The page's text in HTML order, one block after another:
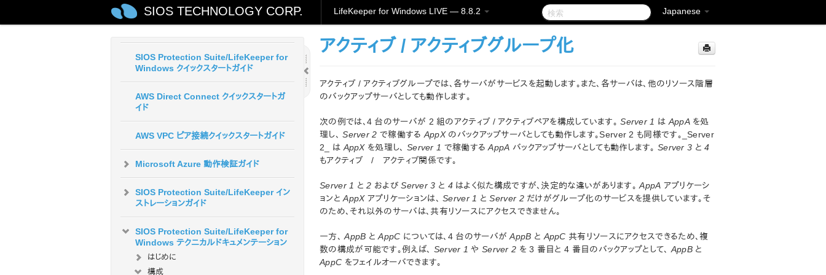
Japanese
SIOS TECHNOLOGY CORP. LifeKeeper for Windows LIVE — 8.8.2
SIOS Protection Suite/LifeKeeper for
Windows リリースノート
SIOS Protection Suite/LifeKeeper for
Windows クイックスタートガイド
AWS Direct Connect クイックスタートガ
イド
AWS VPC ピア接続クイックスタートガイド
Microsoft Azure 動作検証ガイド
SIOS Protection Suite/LifeKeeper イン
ストレーションガイド
SIOS Protection Suite/LifeKeeper for
Windows テクニカルドキュメンテーション
はじめに
構成
アクティブ / アクティブグループ化
アクティブ / アクティブグループでは、各サーバがサービスを起動します。また、各サーバは、他のリソース階層
のバックアップサーバとしても動作します。
次の例では、4 台のサーバが 2 組のアクティブ / アクティブペアを構成しています。Server 1 は AppAを処
理し、Server 2 で稼働する AppXのバックアップサーバとしても動作します。Server 2 も同様です。_Server
2_ は AppXを処理し、 Server 1 で稼働するAppA バックアップサーバとしても動作します。 Server 3 と4
もアクティブ / アクティブ関係です。
Server 1 と2 およびServer 3 と 4はよく似た構成ですが、決定的な違いがあります。AppA アプリケーシ
ョンとAppXアプリケーションは、Server 1 とServer 2だけがグループ化のサービスを提供しています。そ
のため、それ以外のサーバは、共有リソースにアクセスできません。
一方、AppB とAppC については、4 台のサーバがAppB と AppC 共有リソースにアクセスできるため、複
数の構成が可能です。例えば、 Server 1 や Server 2 を 3 番目と 4 番目のバックアップとして、 AppB と
AppC をフェイルオーバできます。